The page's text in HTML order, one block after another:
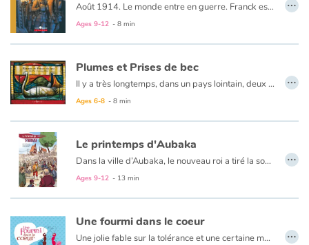
Est-ce un jeu ?
Août 1914. Le monde entre en guerre. Franck est fier de s'engager, avec son ami Mario. Ils seront de retour pour Noël, c'est sûr ! En avant pour l'aventure. Après l'entraînement en Angleterre, ce sont les champs de bataille du nord de la France, les tranchées, l'offensive : en un mot, l'enfer !
Ages 9-12 - 8 min
Plumes et Prises de bec
Il y a très longtemps, dans un pays lointain, deux bandes d'oiseaux vivaient sur des territoires voisins : les paons et les cygnes. Leurs différences firent peu à peu naître la méfiance et chaque groupe se mit à accumuler des armes pour se défendre en cas de danger...
Ages 6-8 - 8 min
…
Le printemps d'Aubaka
Dans la ville d’Aubaka, le nouveau roi a tiré la sonnette d’alarme : une horde de barbares rôderait aux abords de la cité. Sans plus tarder, le souverain impose aux habitants des mesures de plus en plus contraignantes pour protéger le royaume de ce terrible danger. Même si personne n’a vu le début du commencement de l’ombre d’une menace, petit à petit, la peur fait son nid. Chacun se terre chez soi et le royaume s’enfonce dans un hiver gris et froid. Jusqu’au retour de Milann qui apporte avec lui le printemps...
Ages 9-12 - 13 min
…
Une fourmi dans le coeur
Une jolie fable sur la tolérance et une certaine manière d'échapper à la guerre… Fourmis rouges et fourmis noires ne peuvent pas se voir, c’est la haine et ça pose problème... Sophie, une fourmi rouge, décide de passer la frontière pour fuir cette guerre. De son côté, Edouard, une fourmi noire, s'enfuit car il en a marre de toutes ces bagarres. Vont-ils se croiser, se quereller, s’aimer ? …